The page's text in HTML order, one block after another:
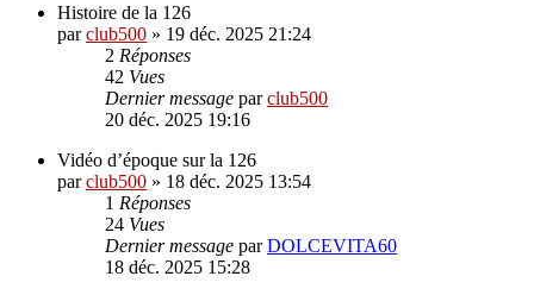
Histoire de la 126
parclub500 » 19 déc. 2025 21:24
2 Réponses
42 Vues
Dernier message parclub500
20 déc. 2025 19:16
Vidéo d’époque sur la 126
parclub500 » 18 déc. 2025 13:54
1 Réponses
24 Vues
Dernier message parDOLCEVITA60
18 déc. 2025 15:28